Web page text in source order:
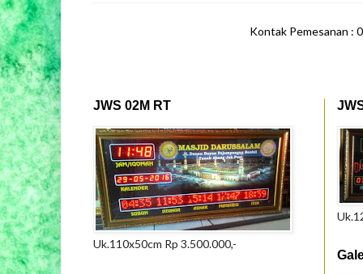
Kontak Pemesanan :
JWS 02M RT
Uk.110x50cm Rp 3.500.000,-